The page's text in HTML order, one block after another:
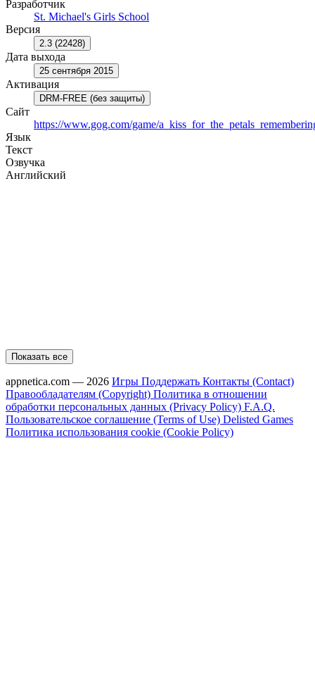
Разработчик
St. Michael's Girls School
Версия
2.3 (22428)
Дата выхода
25 сентября 2015
Активация
DRM-FREE (без защиты)
Сайт
https://www.gog.com/game/
Язык
Текст
Озвучка
Английский
Показать все
appnetica.com — 2026 Игры Поддержать Контакты (Contact)
Правообладателям (Copyright) Политика в отношении
обработки персональных данных (Privacy Policy) F.A.Q.
Пользовательское соглашение (Terms of Use) Delisted Games
Политика использования cookie (Cookie Policy)